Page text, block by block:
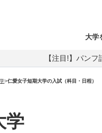
大学
【注目!】パン
>仁愛女子短期大学の入試（科目・日程）
学